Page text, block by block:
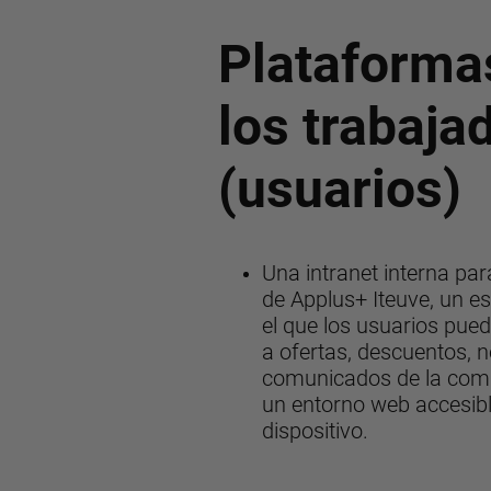
los
(usuarios)
Una intranet interna
de Applus+ Iteuve, un
el que los usuarios
a ofertas, descuentos,
comunicados de la
un entorno web
dispositivo.